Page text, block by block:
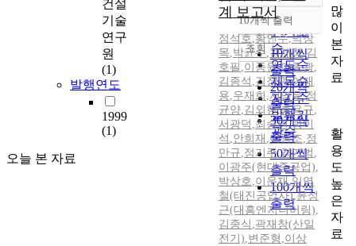
건설
기술
연구
원
(1)
발행연도
1999
(1)
오늘 본 자료
순
인기도
순
연도순
제목순
저자순
발행기
관순
내림차순
10개씩 출력
10개씩
출력
20개씩
출력
30개씩
출력
50개씩
출력
100개씩
출력
조회
계 보고서
정석호,황인수,박창
목,박균수,김세창,김
호필 ,이종원,이종광,
김종석 ,김장관,이재
용,우재희 ,서영우,정
균양,김외현,홍용규,
서광덕 ,최승면,방이
석 ,안희재 ,이동조,정
만규,정기주,김기범 ,
이광주(현대중공업),
박상호,이운재,임영
철(태진공업사),윤성
근(대흥엔지니어링),
김종식 ,곽재창(산일
전기),변준형 ,이상
많
이
본
자
료
활
용
도
높
은
자
료